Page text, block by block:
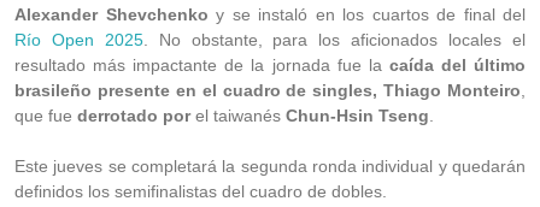
Alexander Shevchenko y se instaló en los cuartos de final del
Río Open 2025. No obstante, para los aficionados locales el
resultado más impactante de la jornada fue la caída del último
brasileño presente en el cuadro de singles, Thiago Monteiro
que fue derrotado porel taiwanés Chun-Hsin Tseng
Este jueves se completará la segunda ronda individual y quedarán
definidos los semifinalistas del cuadro de dobles.